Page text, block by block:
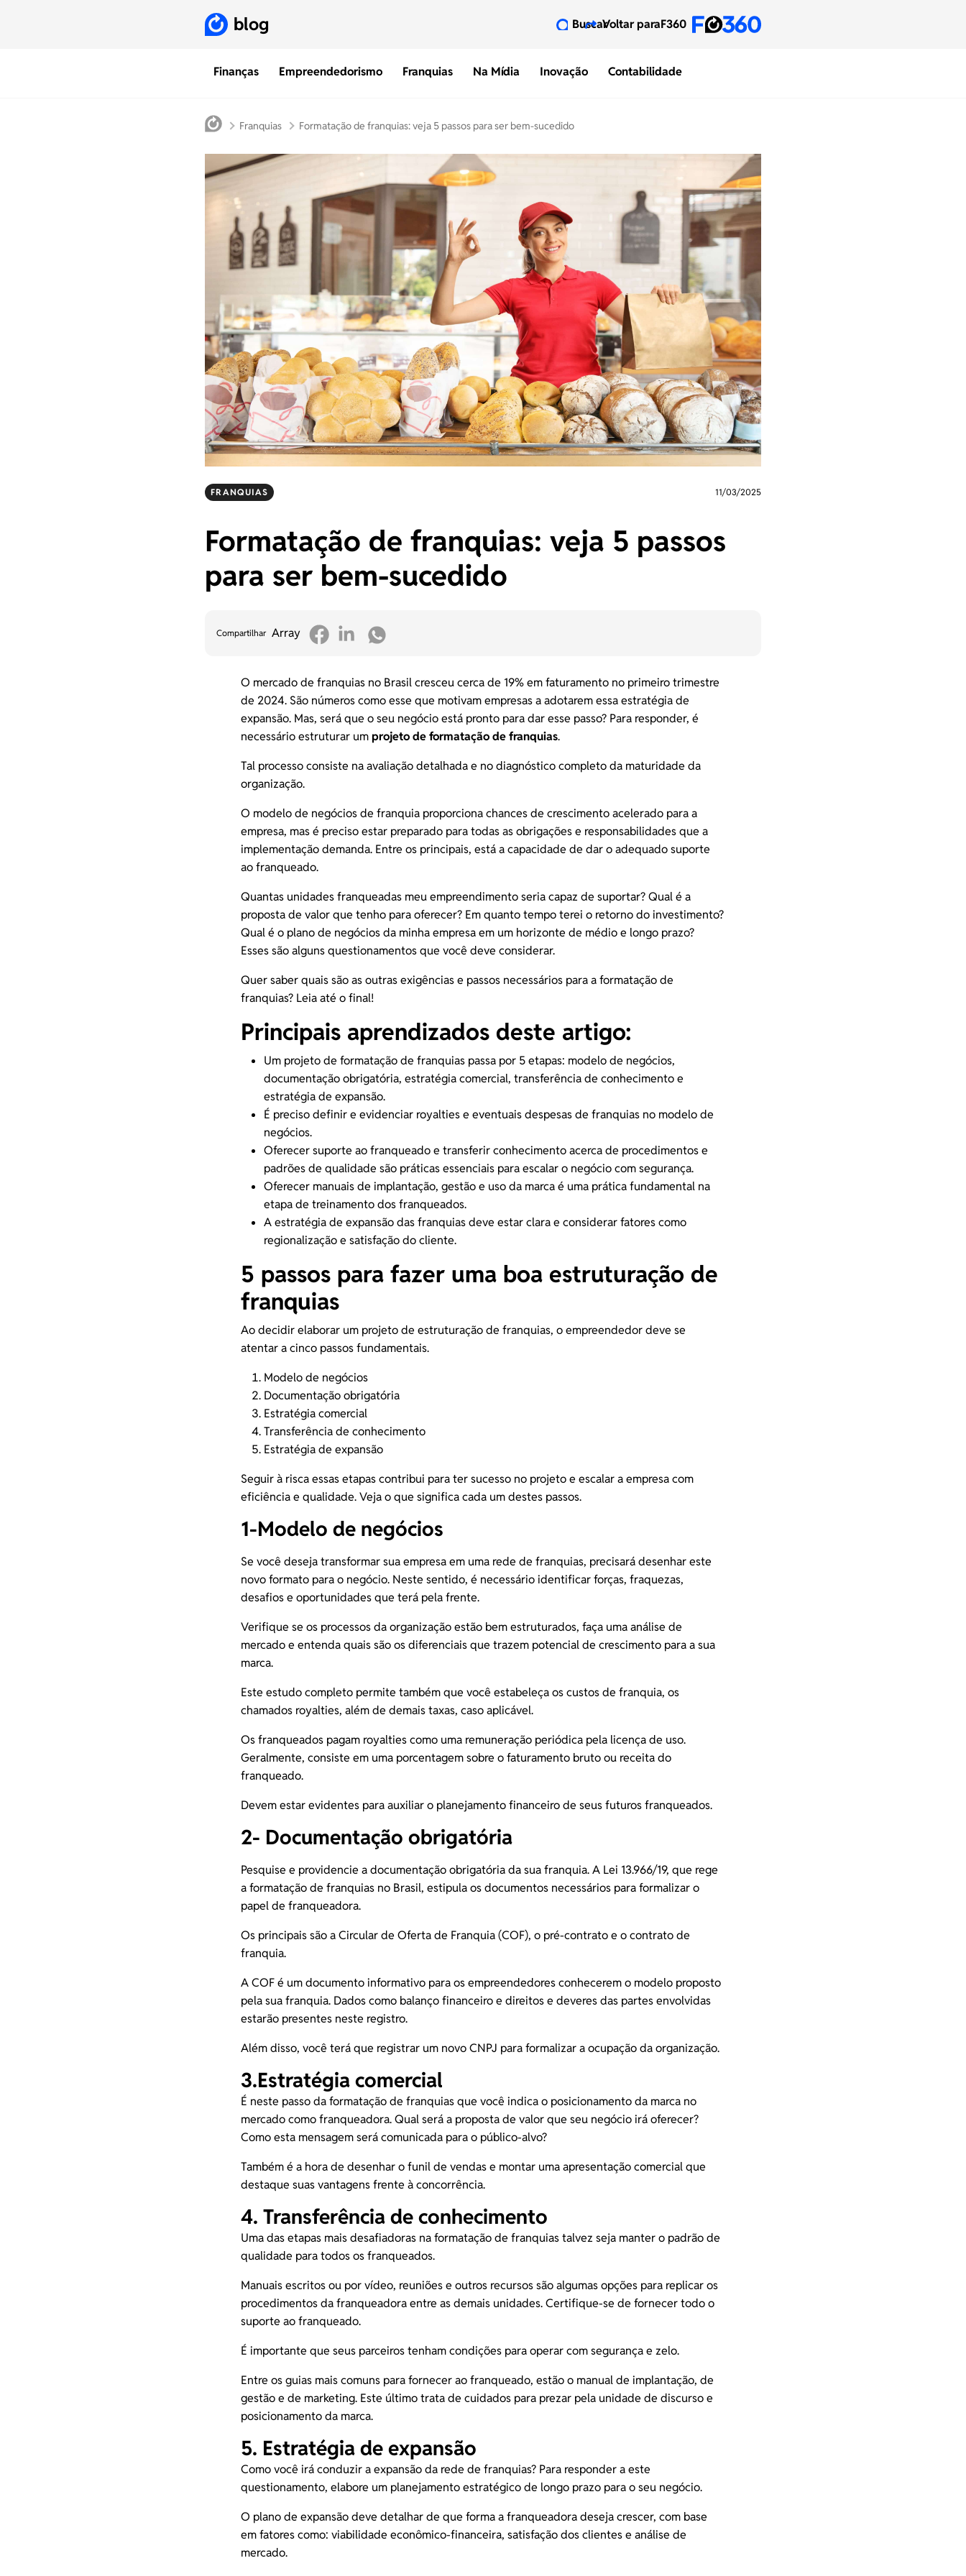
Finanças Empreendedorismo Franquias Na Mídia Inovação Contabilidade
blog BuscarVoltar paraF360
Franquias Formatação de franquias: veja 5 passos para ser bem-sucedido
FRANQUIAS 11/03/2025
Formatação de franquias: veja 5 passos
para ser bem-sucedido
Compartilhar Array
O mercado de franquias no Brasilcresceu cerca de 19%em faturamento no primeiro trimestre
de 2024. São números como esse que motivam empresas a adotarem essa estratégia de
expansão. Mas, será que o seu negócio está pronto para dar esse passo? Para responder, é
necessário estruturar umprojeto de formatação de franquias.
Tal processo consiste na avaliação detalhada e no diagnóstico completo da maturidade da
organização.
O modelo de negócios de franquia proporciona chances de crescimento acelerado para a
empresa, mas é preciso estar preparado para todas as obrigações e responsabilidadesque a
implementação demanda. Entre os principais, está a capacidade de dar o adequado suporte
ao franqueado.
Quantas unidades franqueadas meu empreendimento seria capaz de suportar? Qual é a
proposta de valor que tenho para oferecer? Em quanto tempo terei o retorno do investimento?
Qual é o plano de negócios da minha empresa em um horizonte de médio e longo prazo?
Esses são alguns questionamentos que você deve considerar.
Quer saber quais são as outras exigências e passos necessários para a formatação de
franquias? Leia até o final!
Principais aprendizados deste artigo:
Um projeto de formatação de franquias passa por 5 etapas: modelo de negócios,
documentação obrigatória, estratégia comercial, transferência de conhecimento e
estratégia de expansão.
É preciso definir e evidenciar royalties e eventuaisdespesas de franquias no modelo de
negócios.
Oferecersuporte ao franqueadoe transferir conhecimento acerca de procedimentos e
padrões de qualidade são práticas essenciais para escalar o negócio com segurança.
Oferecer manuais de implantação, gestão e uso da marca é uma prática fundamental na
etapa detreinamento dos franqueados.
A estratégia de expansão das franquias deve estar clara e considerar fatores como
regionalização esatisfação do cliente.
5 passos para fazer uma boa estruturação de
franquias
Ao decidir elaborar um projeto de estruturação de franquias, o empreendedor deve se
atentar a cinco passos fundamentais.
Modelo de negócios
Documentação obrigatória
Estratégia comercial
Transferência de conhecimento
Estratégia de expansão
Seguir à risca essas etapas contribui para ter sucesso no projeto e escalar a empresa com
eficiência e qualidade. Veja o que significa cada um destes passos.
1-Modelo de negócios
Se você deseja transformar sua empresa em uma rede de franquias, precisará desenhar este
novo formato para o negócio. Neste sentido, é necessário identificar forças, fraquezas,
desafios e oportunidades que terá pela frente.
Verifique se os processos da organização estão bem estruturados, faça uma análise de
mercado e entenda quais são os diferenciais que trazem potencial de crescimento para a sua
marca.
Este estudo completo permite também que você estabeleça os custos de franquia, os
chamados royalties, além de demais taxas, caso aplicável.
Os franqueados pagam royalties como uma remuneração periódica pela licença de uso.
Geralmente, consiste em uma porcentagem sobre o faturamento bruto ou receita do
franqueado.
Devem estar evidentes para auxiliar o planejamento financeiro de seus futuros franqueados.
2- Documentação obrigatória
Pesquise e providencie a documentação obrigatória da sua franquia. A Lei 13.966/19, que rege
a formatação de franquias no Brasil, estipula os documentos necessários para formalizar o
papel de franqueadora.
Os principais são a Circular de Oferta de Franquia (COF), o pré-contrato e ocontrato de
franquia.
ACOFé um documento informativo para os empreendedores conhecerem o modelo proposto
pela sua franquia. Dados como balanço financeiro e direitos e deveres das partes envolvidas
estarão presentes neste registro.
Além disso, você terá que registrar um novo CNPJ para formalizar a ocupação da organização.
3.Estratégia comercial
É neste passo da formatação de franquias que você indica o posicionamento da marca no
mercado como franqueadora. Qual será a proposta de valor que seu negócio irá oferecer?
Como esta mensagem será comunicada para o público-alvo?
Também é a hora de desenhar o funil de vendas e montar uma apresentação comercial que
destaque suas vantagens frente à concorrência.
4. Transferência de conhecimento
Uma das etapas mais desafiadoras na formatação de franquias talvez seja manter o padrão de
qualidade para todos os franqueados.
Manuais escritos ou por vídeo, reuniões e outros recursos são algumas opções para replicar os
procedimentos da franqueadora entre as demais unidades. Certifique-se de fornecer todo o
suporte ao franqueado.
É importante que seus parceiros tenham condições para operar com segurança e zelo.
Entre os guias mais comuns para fornecer ao franqueado, estão o manual de implantação, de
gestão e de marketing. Este último trata de cuidados para prezar pela unidade de discurso e
posicionamento da marca.
5. Estratégia de expansão
Como você irá conduzir a expansão da rede de franquias? Para responder a este
questionamento, elabore um planejamento estratégico de longo prazo para o seu negócio.
O plano de expansão deve detalhar de que forma a franqueadora deseja crescer, com base
em fatores como: viabilidade econômico-financeira, satisfação dos clientes e análise de
mercado.